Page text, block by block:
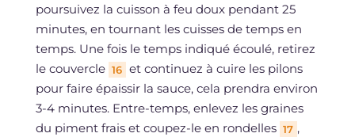
poursuivez la cuisson à feu doux pendant 25
minutes, en tournant les cuisses de temps en
temps. Une fois le temps indiqué écoulé, retirez
le couvercle 16 et continuez à cuire les pilons
pour faire épaissir la sauce, cela prendra environ
3-4 minutes. Entre-temps, enlevez les graines
du piment frais et coupez-le en rondelles 17 ,